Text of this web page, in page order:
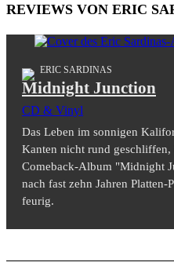
REVIEWS VON ERIC
ERIC SARDINAS
Midnight Junction
CD & Vinyl
Das Leben im sonnigen
Kanten nicht rund
Comeback-Album "Midnight
nach fast zehn Jahren
feurig.